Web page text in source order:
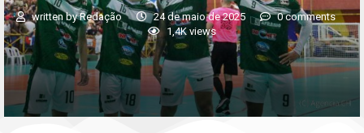
written byRedação 24 de maio de 2025
0 comments
1,4K views